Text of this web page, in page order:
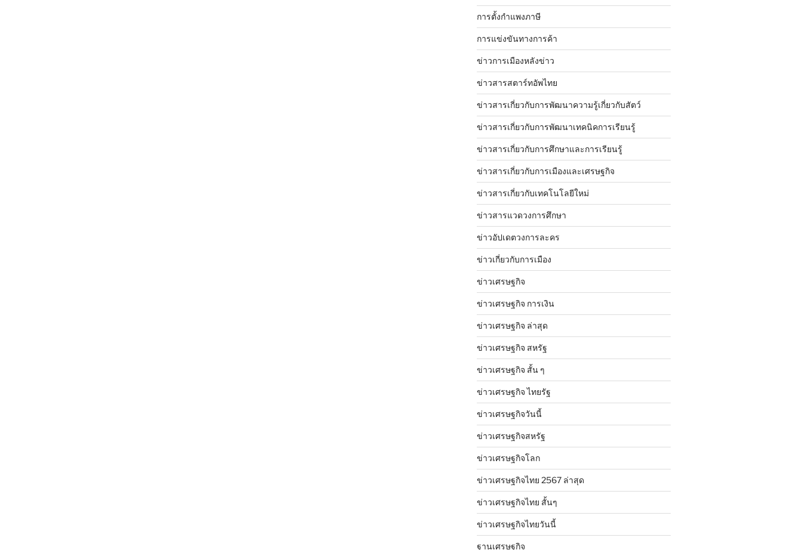
การตั้งกำแพงภาษี
การแข่งขันทางการค้า
ข่าวการเมืองหลังข่าว
ข่าวสารสตาร์ทอัพไทย
ข่าวสารเกี่ยวกับการพัฒนาความรู้เกี่ยวกับสัตว์
ข่าวสารเกี่ยวกับการพัฒนาเทคนิคการเรียนรู้
ข่าวสารเกี่ยวกับการศึกษาและการเรียนรู้
ข่าวสารเกี่ยวกับการเมืองและเศรษฐกิจ
ข่าวสารเกี่ยวกับเทคโนโลยีใหม่
ข่าวสารแวดวงการศึกษา
ข่าวอัปเดตวงการละคร
ข่าวเกี่ยวกับการเมือง
ข่าวเศรษฐกิจ
ข่าวเศรษฐกิจ การเงิน
ข่าวเศรษฐกิจ ล่าสุด
ข่าวเศรษฐกิจ สหรัฐ
ข่าวเศรษฐกิจ สั้น ๆ
ข่าวเศรษฐกิจ ไทยรัฐ
ข่าวเศรษฐกิจวันนี้
ข่าวเศรษฐกิจสหรัฐ
ข่าวเศรษฐกิจโลก
ข่าวเศรษฐกิจไทย 2567 ล่าสุด
ข่าวเศรษฐกิจไทย สั้นๆ
ข่าวเศรษฐกิจไทยวันนี้
ฐานเศรษฐกิจ